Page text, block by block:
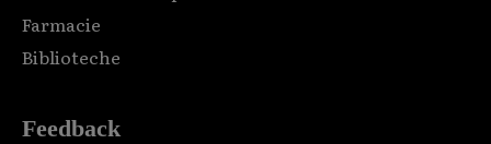
Farmacie
Biblioteche
Feedback